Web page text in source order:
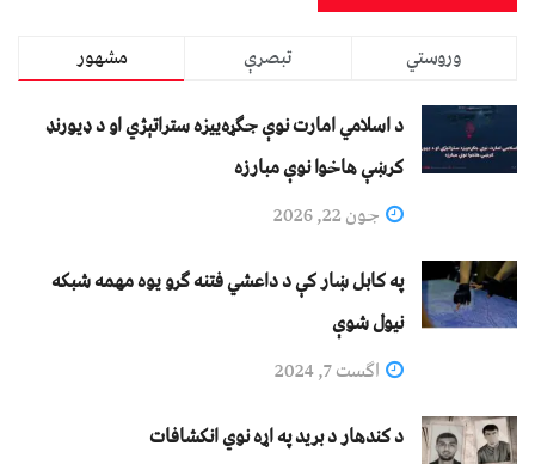
مشهور تبصرې
وروستي
د اسلامي امارت نوې جګړه‌ییزه ستراتېژي او د ډیورنډ
کرښې هاخوا نوې مبارزه
جون 22, 2026
په کابل ښار کې د داعشي فتنه ګرو يوه مهمه شبکه
نيول شوې
اگست 7, 2024
د کندهار د برید په اړه نوي انکشافات